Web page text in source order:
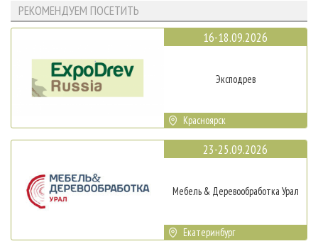
РЕКОМЕНДУЕМ ПОСЕТИТЬ
16-18.09.2026
Эксподрев
Красноярск
23-25.09.2026
Мебель & Деревообработка Урал
Екатеринбург